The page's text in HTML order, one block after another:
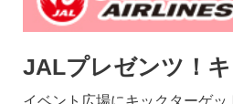
JALプレゼンツ！